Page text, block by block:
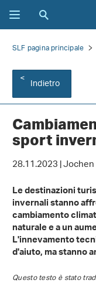
SLF pagina principale
Indietro
sport
28.11.2023 |
Le destinazioni
invernali stanno
cambiamento
naturale e a un
L'innevamento
d'aiuto, ma stanno
Questo testo è stato